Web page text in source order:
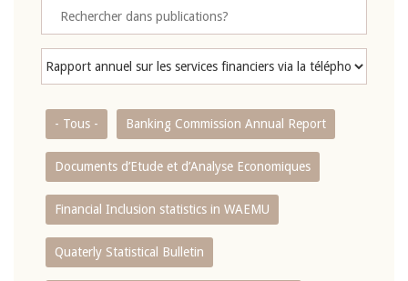
- Tous - Banking Commission Annual Report
Documents d’Etude et d’Analyse Economiques
Financial Inclusion statistics in WAEMU
Quaterly Statistical Bulletin